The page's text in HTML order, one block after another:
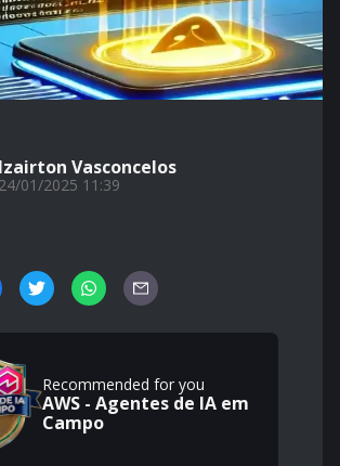
Izairton Vasconcelos
24/01/2025 11:39
Recommended for you
AWS - Agentes de IA em
Campo